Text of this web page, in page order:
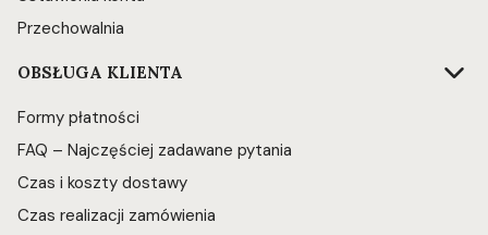
Przechowalnia
OBSŁUGA KLIENTA
Formy płatności
FAQ – Najczęściej zadawane pytania
Czas i koszty dostawy
Czas realizacji zamówienia